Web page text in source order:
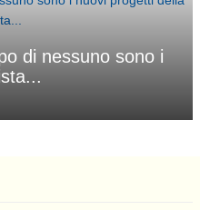
di nessuno sono i